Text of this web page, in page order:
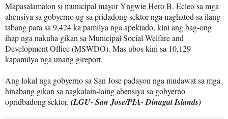
Mapasalamaton si municipal mayor Yngwie Hero B. Ecleo sa mga
ahensiya sa gobyerno ug sa pridadong sektor nga naghatod sa ilang
tabang para sa 9,424 ka pamilya nga apektado, kini ang bag-ong
ihap nga nakuha gikan sa Municipal Social Welfare and
Development Office (MSWDO). Mas ubos kini sa 10,129
kapamilya nga unang gireport.
Ang lokal nga gobyerno sa San Jose padayon nga mudawat sa mga
hinabang gikan sa nagkalain-laing ahensiya sa gobyerno
opridbadong sektor. (LGU- San Jose/PIA- Dinagat Islands)